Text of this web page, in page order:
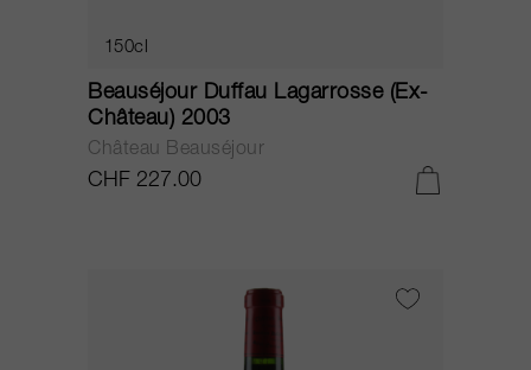
150cl
Beauséjour Duffau Lagarrosse (Ex-
Château) 2003
Château Beauséjour
CHF 227.00